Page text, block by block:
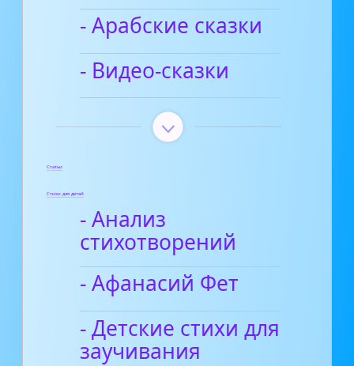
- Арабские сказки
- Видео-сказки
Статьи
Стихи для детей
- Анализ
стихотворений
- Афанасий Фет
- Детские стихи для
заучивания